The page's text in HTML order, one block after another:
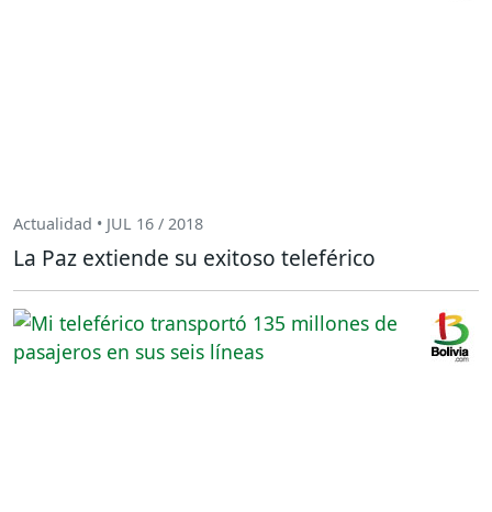
Actualidad • JUL 16 / 2018
La Paz extiende su exitoso teleférico